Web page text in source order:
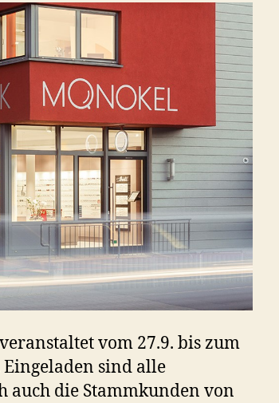
vom 27.9. bis zum
Eingeladen sind alle
die Stammkunden von